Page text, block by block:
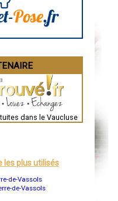
dans le Vaucluse
les plus utilisés
de-Vassols
de-Vassols